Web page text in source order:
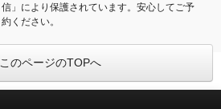
信」により保護されています。安心してご予
約ください。
このページのTOPへ